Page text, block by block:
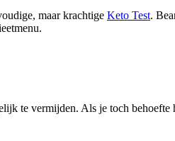
maar krachtige Keto Test.
te vermijden. Als je toch